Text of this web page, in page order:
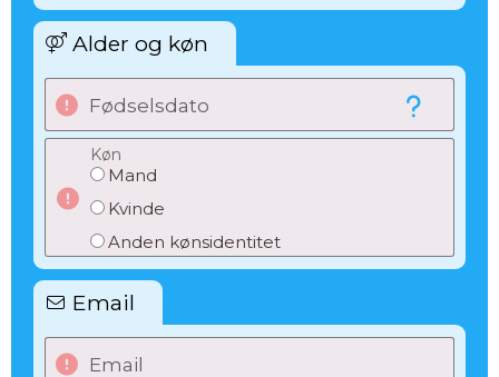
Alder og køn
Fødselsdato
Køn
Mand
Kvinde
Anden kønsidentitet
Email
Email